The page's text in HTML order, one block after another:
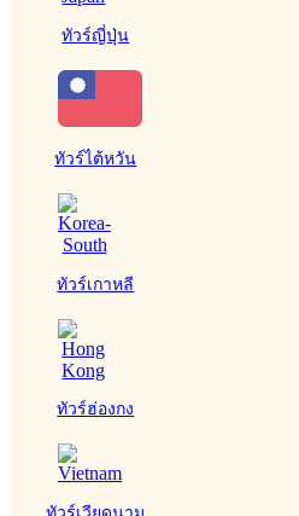
ทัวร์ญี่ปุ่น
ทัวร์ไต้หวัน
ทัวร์เกาหลี
ทัวร์ฮ่องกง